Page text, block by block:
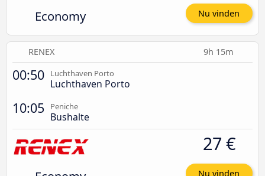
Economy Nu vinden
RENEX 9h 15m
00:50 Luchthaven Porto
Luchthaven Porto
10:05 Peniche
Bushalte
27 €
Nu vinden